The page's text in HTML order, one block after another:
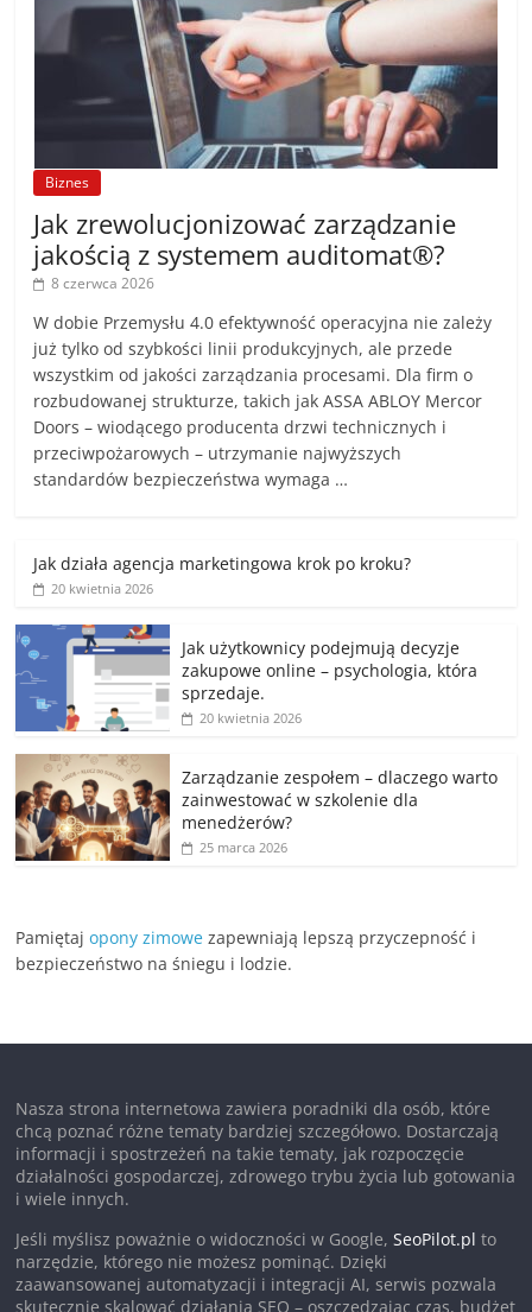
Biznes
Jak zrewolucjonizować zarządzanie
jakością z systemem auditomat®?
8 czerwca 2026
W dobie Przemysłu 4.0 efektywność operacyjna nie zależy
już tylko od szybkości linii produkcyjnych, ale przede
wszystkim od jakości zarządzania procesami. Dla firm o
rozbudowanej strukturze, takich jak ASSA ABLOY Mercor
Doors – wiodącego producenta drzwi technicznych i
przeciwpożarowych – utrzymanie najwyższych
standardów bezpieczeństwa wymaga …
Jak działa agencja marketingowa krok po kroku?
20 kwietnia 2026
Jak użytkownicy podejmują decyzje
zakupowe online – psychologia, która
sprzedaje.
20 kwietnia 2026
Zarządzanie zespołem – dlaczego warto
zainwestować w szkolenie dla
menedżerów?
25 marca 2026
Pamiętajopony zimowe zapewniają lepszą przyczepność i
bezpieczeństwo na śniegu i lodzie.
Nasza strona internetowa zawiera poradniki dla osób, które
chcą poznać różne tematy bardziej szczegółowo. Dostarczają
informacji i spostrzeżeń na takie tematy, jak rozpoczęcie
działalności gospodarczej, zdrowego trybu życia lub gotowania
i wiele innych.
Jeśli myślisz poważnie o widoczności w Google,SeoPilot.pl to
narzędzie, którego nie możesz pominąć. Dzięki
zaawansowanej automatyzacji i integracji AI, serwis pozwala
skutecznie skalować działania SEO – oszczędzając czas, budżet